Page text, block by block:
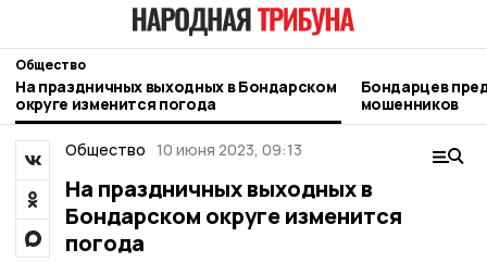
Общество
На праздничных выходных в Бондарском
округе изменится погода
Бондарцев
мошенников
Общество 10 июня 2023, 09:13
На праздничных выходных в
Бондарском округе изменится
погода